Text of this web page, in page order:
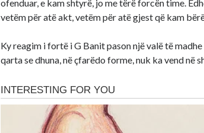
ofenduar, e kam shtyrë, jo me tërë forcën time.
vetëm për atë akt, vetëm për atë gjest që kam
Ky reagim i fortë i G Banit pason një valë të
qarta se dhuna, në çfarëdo forme, nuk ka vend në